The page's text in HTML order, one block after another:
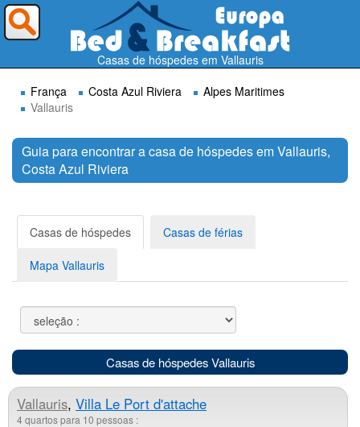
Casas de hóspedes em Vallauris
França
Costa Azul Riviera
Alpes Maritimes
Vallauris
Guia para encontrar a casa de hóspedes em Vallauris,
Costa Azul Riviera
Casas de hóspedes Casas de férias
Mapa Vallauris
Casas de hóspedes Vallauris
Vallauris, Villa Le Port d'attache
4 quartos para 10 pessoas :
Para onde deseja ir ?
Procurar